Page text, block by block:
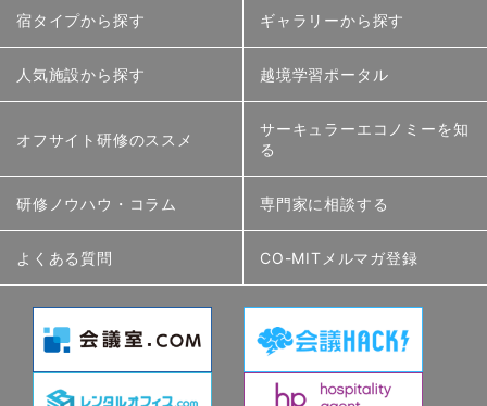
宿タイプから探す ギャラリーから探す
人気施設から探す 越境学習ポータル
オフサイト研修のススメ
サーキュラーエコノミーを知
る
研修ノウハウ・コラム 専門家に相談する
よくある質問 CO-MITメルマガ登録